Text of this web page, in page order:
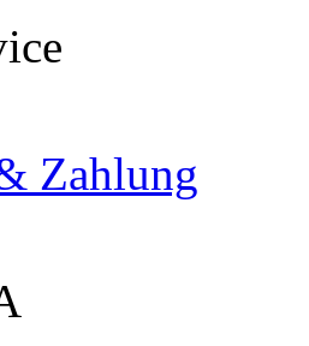
Zahlung